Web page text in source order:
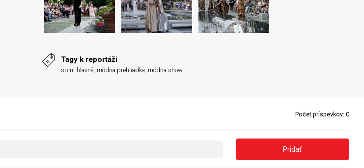
Tagy k reportáži
spirit hlavná, módna prehliadka, módna show
Počet príspevkov: 0
Pridať